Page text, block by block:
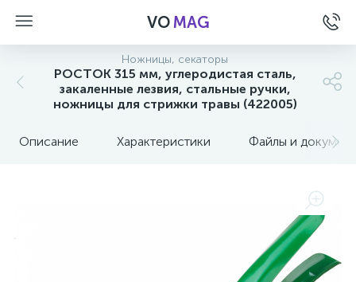
VOMAG
Ножницы, секаторы
РОСТОК 315 мм, углеродистая сталь,
закаленные лезвия, стальные ручки,
ножницы для стрижки травы (422005)
Описание Характеристики Файлы и